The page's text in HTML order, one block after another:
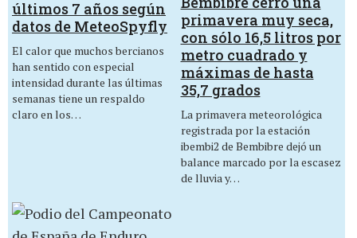
últimos 7 años según
datos de MeteoSpyfly
El calor que muchos bercianos
han sentido con especial
intensidad durante las últimas
semanas tiene un respaldo
claro en los…
primavera muy seca,
con sólo 16,5 litros por
metro cuadrado y
máximas de hasta
35,7 grados
La primavera meteorológica
registrada por la estación
ibembi2 de Bembibre dejó un
balance marcado por la escasez
de lluvia y…